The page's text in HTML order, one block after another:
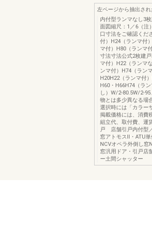
左ページから抽出さ
内付型ランマなし3
面図縮尺：1／6（注
口寸法をご確認くだ
付）H24（ランマ付
マ付）H80（ランマ
寸法寸法公式2枚建
マ付）H22（ランマ
ンマ付）H74（ラン
H20H22（ランマ付
H60・H66H74（ラ
し）W/2-80.5W/2-
物とは多少異なる場
選択時には「カラー
掲載価格には、消費
組立代、取付費、運
戸 店舗引戸内付型
窓アトモスⅡ・ATU
NCVオペラ外倒し窓
窓汎用ドア・引戸店
ー土間シャッター